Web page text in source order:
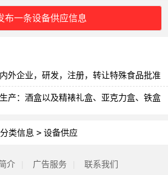
布一条设备供应信息
外企业，研发，注册，转让特殊食品批准
产：酒盒以及精裱礼盒、亚克力盒、铁盒
分类信息 > 设备供应
介 广告服务 联系我们